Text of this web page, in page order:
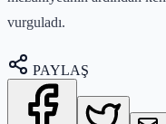
vurguladı.
PAYLAŞ